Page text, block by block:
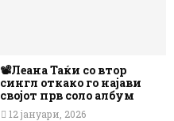
📽️Леана Таќи со втор
сингл откако го најави
својот прв соло албум
12 јануари, 2026